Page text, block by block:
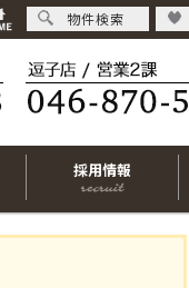
採用情報
物件検索